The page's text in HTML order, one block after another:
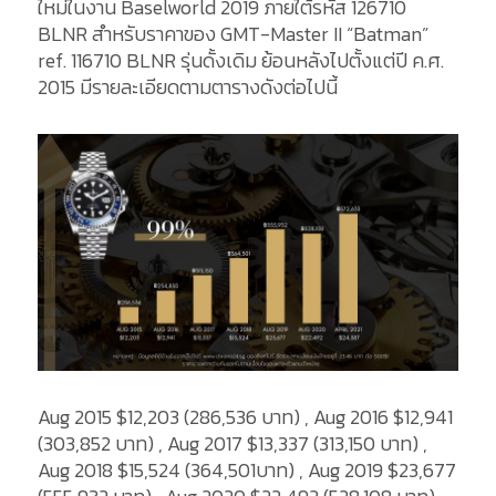
ใหม่ในงาน Baselworld 2019 ภายใต้รหัส 126710
BLNR สำหรับราคาของ GMT-Master II “Batman”
ref. 116710 BLNR รุ่นดั้งเดิม ย้อนหลังไปตั้งแต่ปี ค.ศ.
2015 มีรายละเอียดตามตารางดังต่อไปนี้
Aug 2015 $12,203 (286,536 บาท) , Aug 2016 $12,941
(303,852 บาท) , Aug 2017 $13,337 (313,150 บาท) ,
Aug 2018 $15,524 (364,501บาท) , Aug 2019 $23,677